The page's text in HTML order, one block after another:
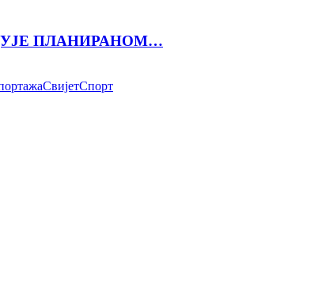
ПЛАНИРАНОМ…
СвијетСпорт